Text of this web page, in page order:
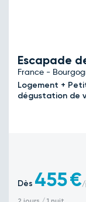
Escapade
France -
Logement +
dégustation de
Dès 455€/